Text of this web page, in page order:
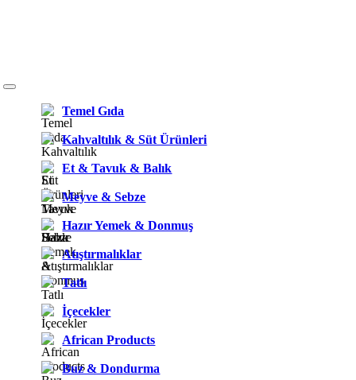
Temel Gıda
Kahvaltılık & Süt Ürünleri
Et & Tavuk & Balık
Meyve & Sebze
Hazır Yemek & Donmuş
Atıştırmalıklar
Tatlı
İçecekler
African Products
Buz & Dondurma